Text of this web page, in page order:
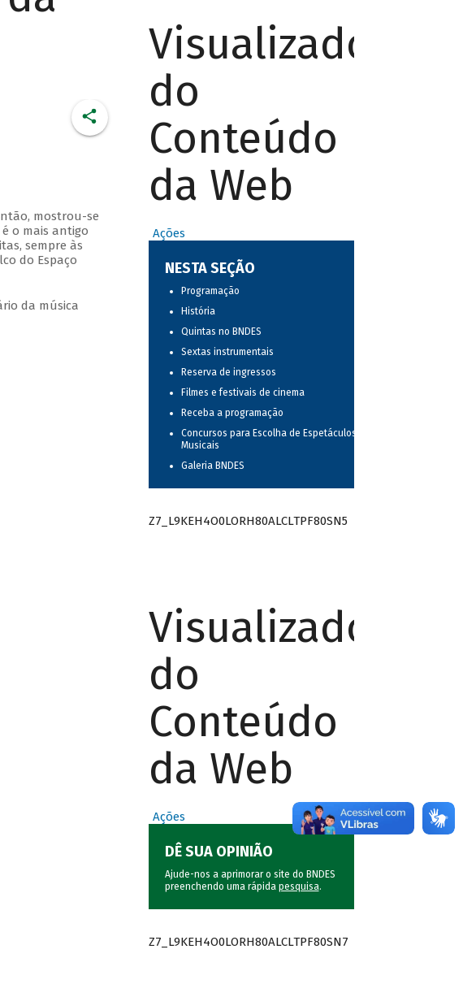
mostrou-se
o mais antigo
sempre às
do Espaço
da música
Visualizador
do
Conteúdo
da Web
Ações
NESTA SEÇÃO
Programação
História
Quintas no BNDES
Sextas instrumentais
Reserva de ingressos
Filmes e festivais de cinema
Receba a programação
Concursos para Escolha de Espetáculos
Musicais
Galeria BNDES
Z7_L9KEH4O0LORH80ALCLTPF80SN5
Visualizador
do
Conteúdo
da Web
Ações
DÊ SUA OPINIÃO
Ajude-nos a aprimorar o site do BNDES
preenchendo uma rápida pesquisa.
Z7_L9KEH4O0LORH80ALCLTPF80SN7